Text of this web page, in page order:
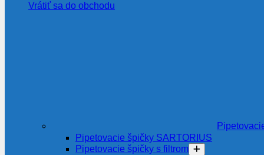
Vrátiť sa do obchodu
Pipetovacie špičky SARTORIUS
Pipetovacie špičky s filtrom